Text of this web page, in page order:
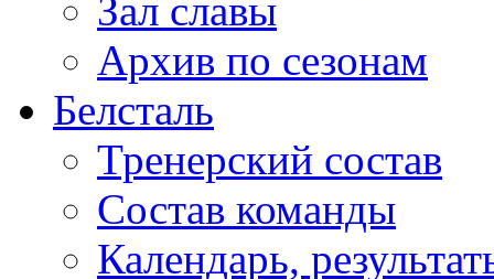
Зал славы
Архив по сезонам
Белсталь
Тренерский состав
Состав команды
Календарь,